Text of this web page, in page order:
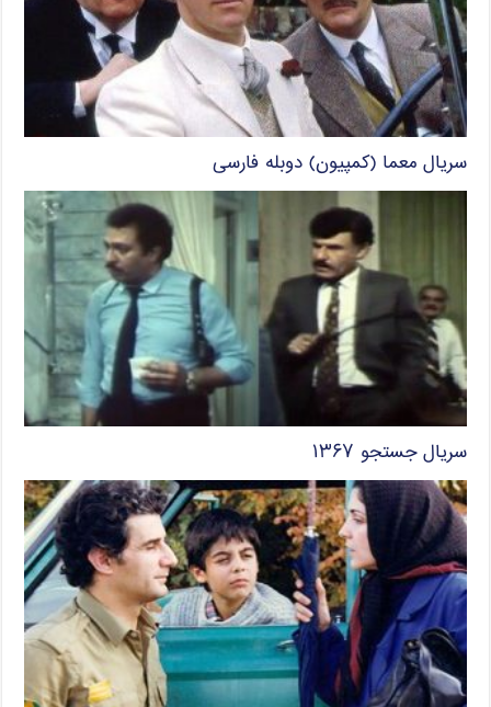
سریال معما (کمپیون) دوبله فارسی
سریال جستجو ۱۳۶۷